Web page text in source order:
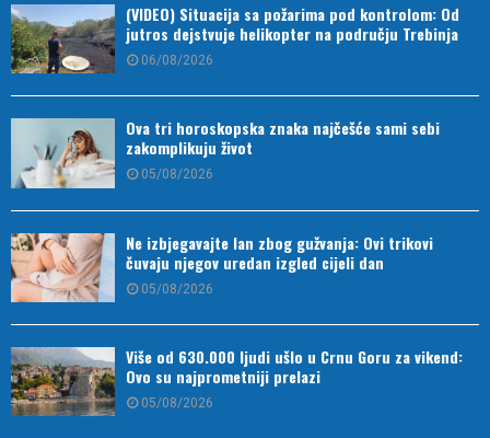
(VIDEO) Situacija sa požarima pod kontrolom: Od
jutros dejstvuje helikopter na području Trebinja
06/08/2026
Ova tri horoskopska znaka najčešće sami sebi
zakomplikuju život
05/08/2026
Ne izbjegavajte lan zbog gužvanja: Ovi trikovi
čuvaju njegov uredan izgled cijeli dan
05/08/2026
Više od 630.000 ljudi ušlo u Crnu Goru za vikend:
Ovo su najprometniji prelazi
05/08/2026